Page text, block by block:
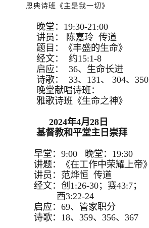
恩典诗班《主是我一切》
晚堂：19:30-21:00
讲员： 陈嘉玲 传道
题目：《丰盛的生命》
经文： 约15:1-8
启应： 36、生命长进
诗歌： 33、131、 304、350
晚堂献唱诗班：
雅歌诗班《生命之神》
2024年4月28日
基督教和平堂主日崇拜
早堂：9:00 晚堂：19:30
讲题：《在工作中荣耀上帝》
讲员：范烨恒 传道
经文：创1:26-30；赛43:7；
西3:22-24
启应：69、管家职分
诗歌：18、359、356、367